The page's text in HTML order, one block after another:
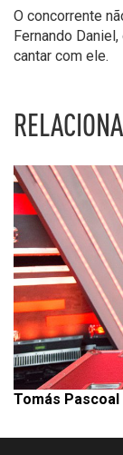
O concorrente
Fernando
cantar com ele.
Tomás Pascoal